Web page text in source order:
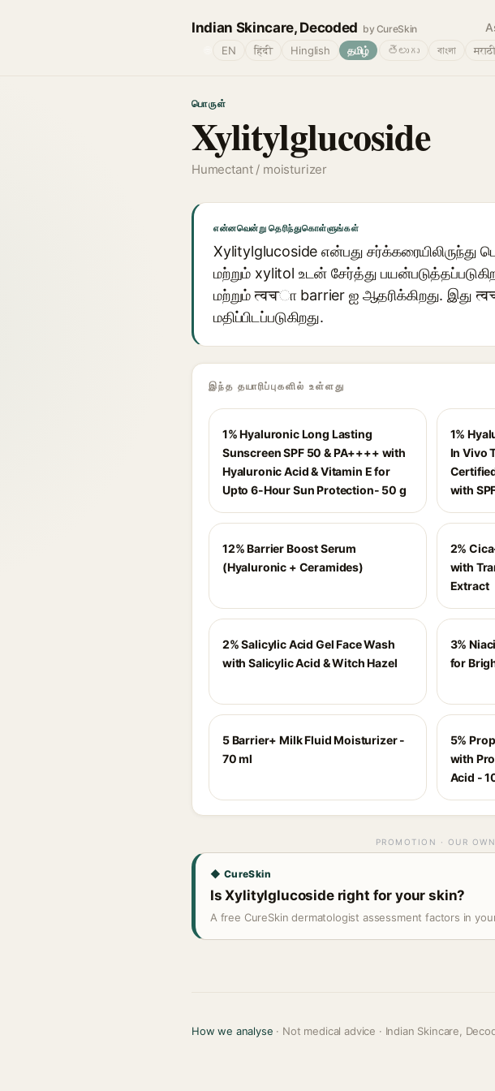
Indian Skincare, Decoded by CureSkin
EN हिंदी Hinglish தமிழ் తెలుగు বাংলা
பொருள்
Xylitylglucoside
Humectant / moisturizer
என்னவென்று தெரிந்துகொள்ளுங்கள்
Xylitylglucoside என்பது
மற்றும் xylitol உடன் சேர்த்து
மற்றும் त्वचா barrier ஐ ஆதரிக்கிறது. இது
மதிப்பிடப்படுகிறது.
இந்த தயாரிப்புகளில் உள்ளது
1% Hyaluronic Long Lasting
Sunscreen SPF 50 & PA++++ with
Hyaluronic Acid & Vitamin E for
Upto 6-Hour Sun Protection- 50 g
1%
In Vivo
with
12% Barrier Boost Serum
(Hyaluronic + Ceramides)
2%
with
Extract
2% Salicylic Acid Gel Face Wash
with Salicylic Acid & Witch Hazel
3%
for
5 Barrier+ Milk Fluid Moisturizer -
70 ml
5%
with
Acid -
PROMOTION · OUR
◆ CureSkin
Is Xylitylglucoside right for your skin?
A free CureSkin dermatologist assessment factors in
How we analyse · Not medical advice · Indian Skincare,